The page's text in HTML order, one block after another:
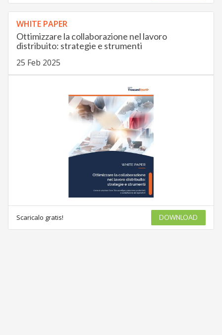
WHITE PAPER
Ottimizzare la collaborazione nel lavoro
distribuito: strategie e strumenti
25 Feb 2025
Scaricalo gratis! DOWNLOAD